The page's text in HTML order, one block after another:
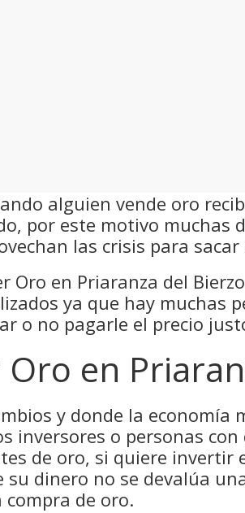
alguien vende oro
por este motivo muchas
las crisis para
Oro en Priaranza del
ya que hay muchas
o no pagarle el precio
en
y donde la
inversores o personas
de oro, si quiere invertir
su dinero no se devalúa
de oro.